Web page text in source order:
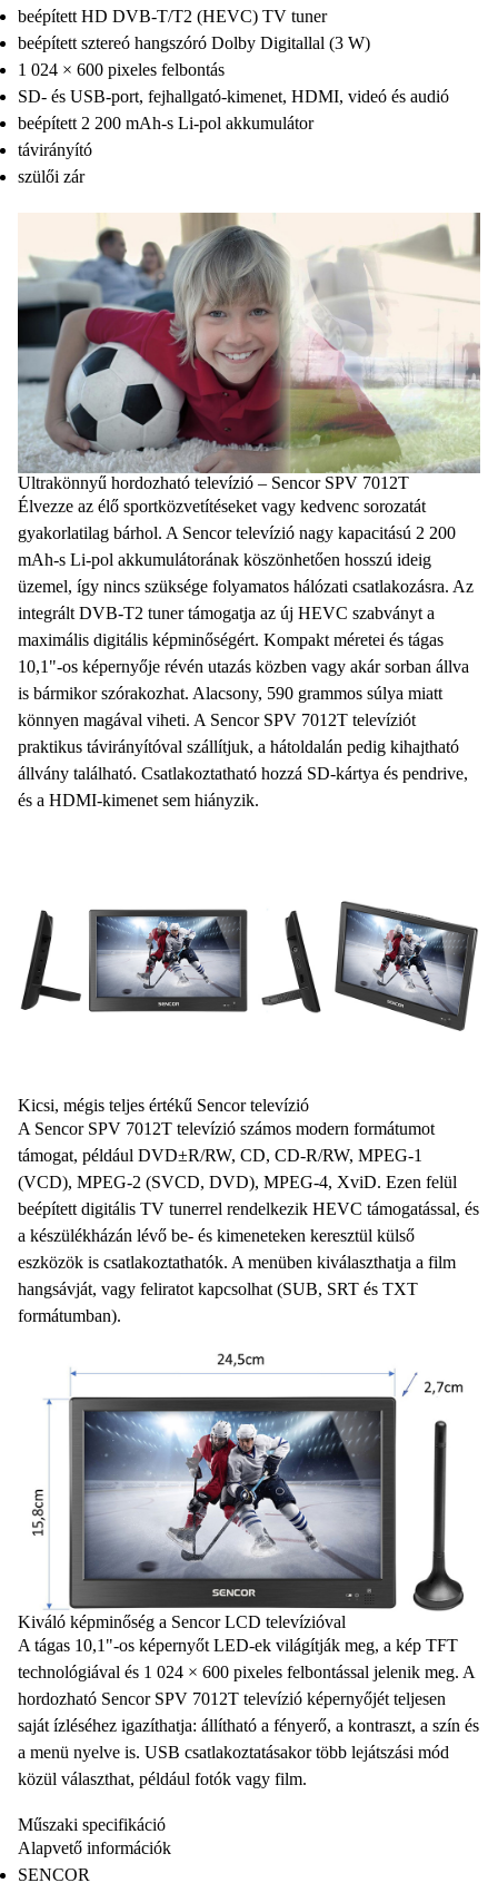
beépített HD DVB-T/T2 (HEVC) TV tuner
beépített sztereó hangszóró Dolby Digitallal (3 W)
1 024 × 600 pixeles felbontás
SD- és USB-port, fejhallgató-kimenet, HDMI, videó és audió
beépített 2 200 mAh-s Li-pol akkumulátor
távirányító
szülői zár
Ultrakönnyű hordozható televízió – Sencor SPV 7012T
Élvezze az élő sportközvetítéseket vagy kedvenc sorozatát
gyakorlatilag bárhol. A Sencortelevízió nagy kapacitású 2 200
mAh-s Li-pol akkumulátorának köszönhetően hosszú ideig
üzemel, így nincs szüksége folyamatos hálózati csatlakozásra. Az
integrált DVB-T2 tunertámogatja az új HEVC szabványt a
maximális digitális képminőségért. Kompakt méretei és tágas
10,1"-os képernyője révén utazás közben vagy akár sorban állva
is bármikor szórakozhat. Alacsony, 590 grammos súlya miatt
könnyen magával viheti. A Sencor SPV 7012T televíziót
praktikus távirányítóval szállítjuk, a hátoldalán pedig kihajtható
állvány található. Csatlakoztatható hozzá SD-kártya és pendrive,
és a HDMI-kimenet sem hiányzik.
Kicsi, mégis teljes értékű Sencor televízió
A Sencor SPV 7012T televízió számos modern formátumot
támogat, például DVD±R/RW, CD, CD-R/RW, MPEG-1
(VCD), MPEG-2 (SVCD, DVD), MPEG-4, XviD. Ezen felül
beépített digitális TV tunerrel rendelkezik HEVC támogatással, és
a készülékházán lévő be- és kimeneteken keresztül külső
eszközök is csatlakoztathatók. A menüben kiválaszthatja a film
hangsávját, vagy feliratot kapcsolhat (SUB, SRT és TXT
formátumban).
Kiváló képminőség a Sencor LCD televízióval
A tágas 10,1"-os képernyőt LED-ek világítják meg, a kép TFT
technológiával és 1 024 × 600 pixeles felbontással jelenik meg. A
hordozható Sencor SPV 7012T televízió képernyőjét teljesen
saját ízléséhez igazíthatja: állítható a fényerő, a kontraszt, a szín és
a menü nyelve is. USB csatlakoztatásakor több lejátszási mód
közül választhat, például fotók vagy film.
Műszaki specifikáció
Alapvető információk
SENCOR